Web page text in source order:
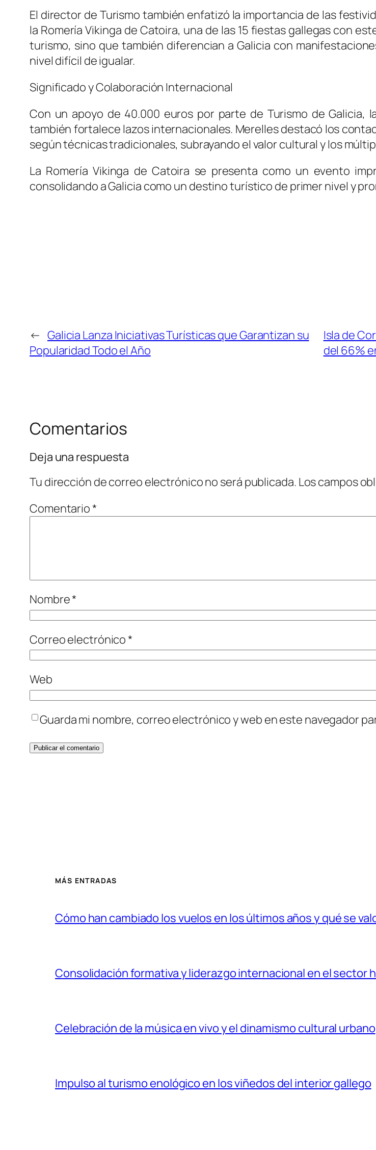
El director de Turismo también enfatizó la importancia de las
la Romería Vikinga de Catoira, una de las 15 fiestas gallegas con
turismo, sino que también diferencian a Galicia con
nivel difícil de igualar.
Significado y Colaboración Internacional
Con un apoyo de 40.000 euros por parte de Turismo de Galicia,
también fortalece lazos internacionales. Merelles destacó los
según técnicas tradicionales, subrayando el valor cultural y los
La Romería Vikinga de Catoira se presenta como un evento
consolidando a Galicia como un destino turístico de primer nivel y
← Galicia Lanza Iniciativas Turísticas que Garantizan su
Popularidad Todo el Año
Isla de
del 66%
Comentarios
Deja una respuesta
Tu dirección de correo electrónico no será publicada. Los campos
Comentario*
Nombre*
Correo electrónico*
Web
Guarda mi nombre, correo electrónico y web en este navegador
MÁS ENTRADAS
Cómo han cambiado los vuelos en los últimos años y qué se
Consolidación formativa y liderazgo internacional en el sector
Celebración de la música en vivo y el dinamismo cultural urbano
Impulso al turismo enológico en los viñedos del interior gallego